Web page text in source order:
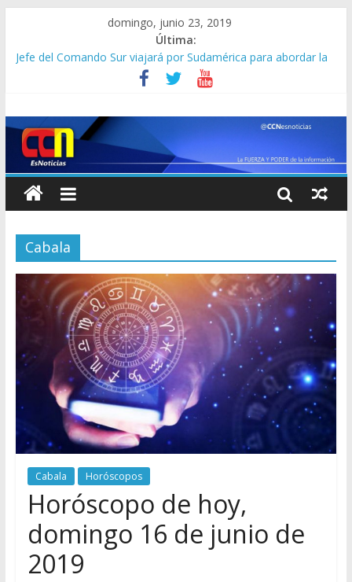
domingo, junio 23, 2019
Última:
Jefe del Comando Sur viajará por Sudamérica para abordar la
Detienen a “El Yiyo” uno de los 10 más buscados en Carabobo
taxi
Lo que se sabe de los militares y funcionarios del Cicpc
detenidos en las últimas horas
Corpoelec apuesta por un Frankenstein para el Zulia
Cabala
Cabala Horóscopos
Horóscopo de hoy,
domingo 16 de junio de
2019